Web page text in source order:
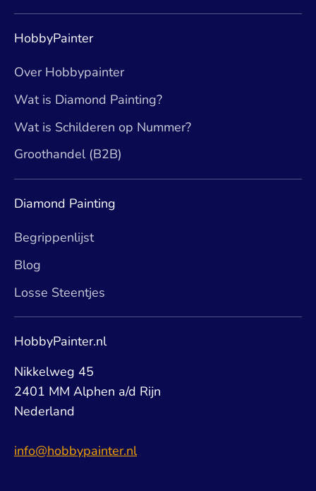
HobbyPainter
Over Hobbypainter
Wat is Diamond Painting?
Wat is Schilderen op Nummer?
Groothandel (B2B)
Diamond Painting
Begrippenlijst
Blog
Losse Steentjes
HobbyPainter.nl
Nikkelweg 45
2401 MM Alphen a/d Rijn
Nederland
info@hobbypainter.nl